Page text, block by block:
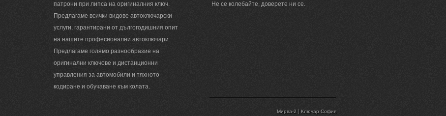
патрони при липса на оригиналния ключ.
Предлагаме всички видове автоключарски
услуги, гарантирани от дългогодишния опит
на нашите професионални автоключари.
Предлагаме голямо разнообразие на
оригинални ключове и дистанционни
управления за автомобили и тяхното
кодиране и обучаване към колата.
Не се колебайте, доверете ни се.
Мирва-2| Ключар София